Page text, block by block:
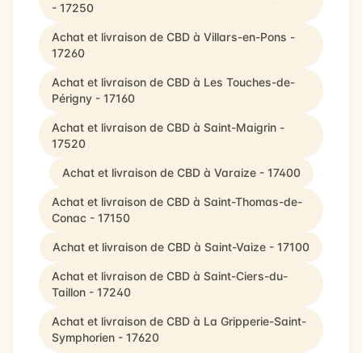
- 17250
Achat et livraison de CBD à Villars-en-Pons -
17260
Achat et livraison de CBD à Les Touches-de-
Périgny - 17160
Achat et livraison de CBD à Saint-Maigrin -
17520
Achat et livraison de CBD à Varaize - 17400
Achat et livraison de CBD à Saint-Thomas-de-
Conac - 17150
Achat et livraison de CBD à Saint-Vaize - 17100
Achat et livraison de CBD à Saint-Ciers-du-
Taillon - 17240
Achat et livraison de CBD à La Gripperie-Saint-
Symphorien - 17620